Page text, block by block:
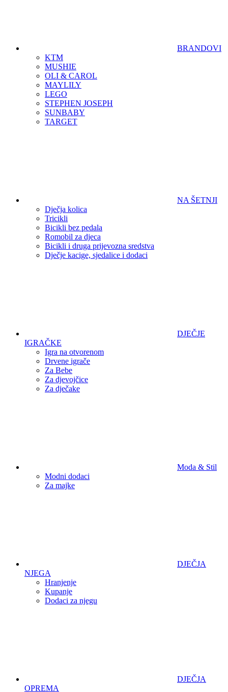
BRANDOVI
KTM
MUSHIE
OLI & CAROL
MAYLILY
LEGO
STEPHEN JOSEPH
SUNBABY
TARGET
NA ŠETNJI
Dječja kolica
Tricikli
Bicikli bez pedala
Romobil za djeca
Bicikli i druga prijevozna sredstva
Dječje kacige, sjedalice i dodaci
DJEČJE
IGRAČKE
Igra na otvorenom
Drvene igrače
Za Bebe
Za djevojčice
Za dječake
Moda & Stil
Modni dodaci
Za majke
DJEČJA
NJEGA
Hranjenje
Kupanje
Dodaci za njegu
DJEČJA
OPREMA